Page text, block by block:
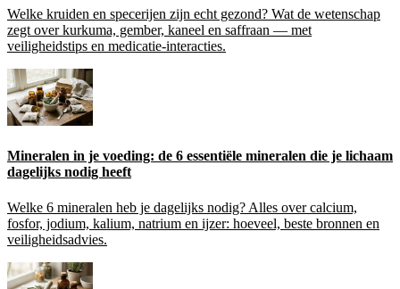
Welke kruiden en specerijen zijn echt gezond? Wat de wetenschap
zegt over kurkuma, gember, kaneel en saffraan — met
veiligheidstips en medicatie-interacties.
Mineralen in je voeding: de 6 essentiële mineralen die je lichaam
dagelijks nodig heeft
Welke 6 mineralen heb je dagelijks nodig? Alles over calcium,
fosfor, jodium, kalium, natrium en ijzer: hoeveel, beste bronnen en
veiligheidsadvies.